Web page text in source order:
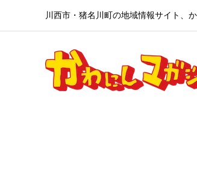
川西市・猪名川町の地域情報サイト、